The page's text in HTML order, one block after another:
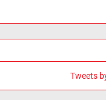
Tweets